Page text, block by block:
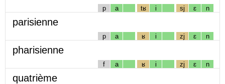
p a tʁ i sj ɛ n
parisienne
p a ʁ i zj ɛ n
pharisienne
f a ʁ i zj ɛ n
quatrième